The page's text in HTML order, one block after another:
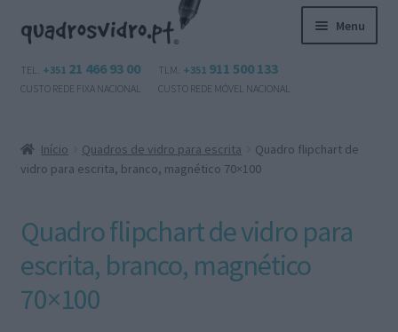
para
navegação
para
conteúdo
Menu
Produtos
Contactos
Português
TEL. +351 21 466 93 00
CUSTO REDE FIXA NACIONAL
TLM. +351 911 500 133
CUSTO REDE MÓVEL NACIONAL
Início Quadros de vidro para escrita
Quadro flipchart de
vidro para escrita, branco, magnético 70×100
Quadro flipchart de vidro para
escrita, branco, magnético
70×100